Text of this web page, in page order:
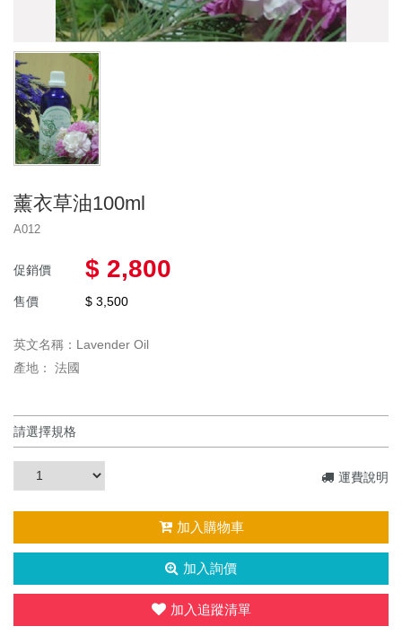
薰衣草油100ml
A012
促銷價 $ 2,800
售價 $ 3,500
英文名稱：Lavender Oil
產地： 法國
運費說明
加入購物車
加入詢價
加入追蹤清單